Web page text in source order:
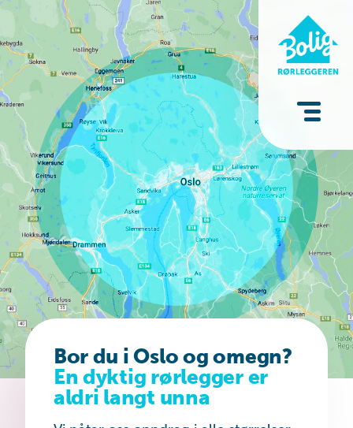
Bor du i Oslo og omegn?
En dyktig rørlegger er
aldri langt unna